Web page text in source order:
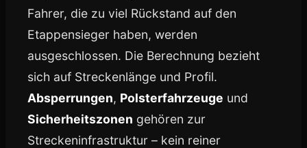
Fahrer, die zu viel Rückstand auf den
Etappensieger haben, werden
ausgeschlossen. Die Berechnung bezieht
sich auf Streckenlänge und Profil.
Absperrungen, Polsterfahrzeuge und
Sicherheitszonen gehören zur
Streckeninfrastruktur – kein reiner